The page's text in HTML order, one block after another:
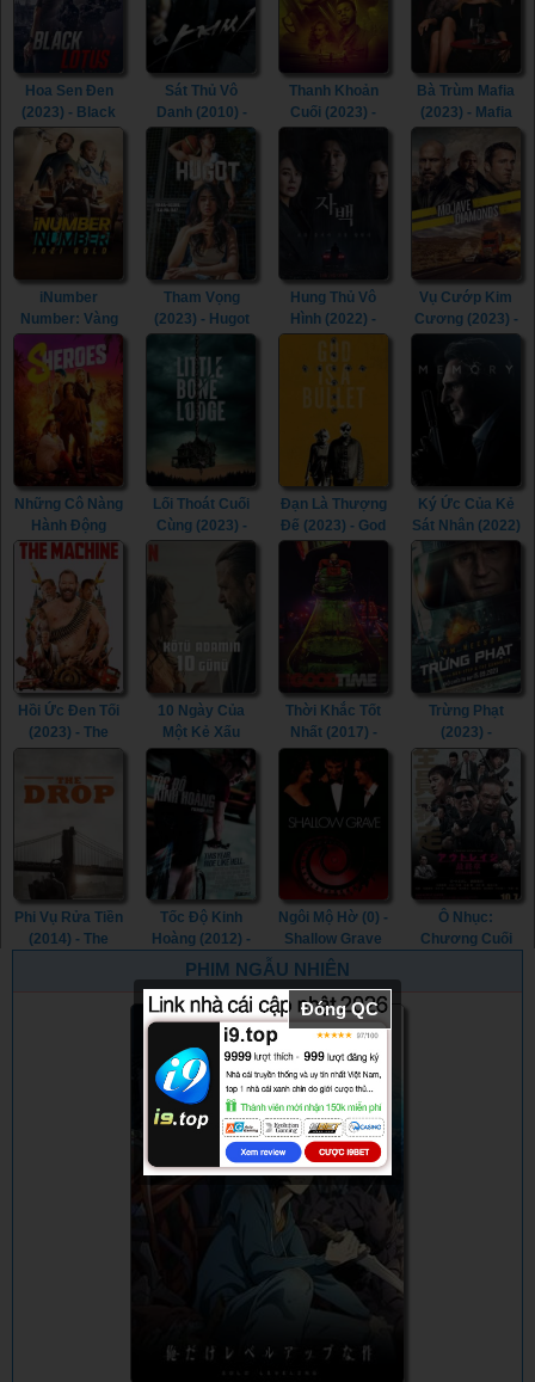
Hoa Sen Đen
(2023) - Black
Lotus (2023)
Sát Thủ Vô
Danh (2010) -
The Man from
Nowhere (2010)
Thanh Khoản
Cuối (2023) -
(2023)
Bà Trùm Mafia
(2023) - Mafia
iNumber
Number: Vàng
Johannesburg
(2023) -
iNumber
Number: Jozi
Gold (2023)
Tham Vọng
(2023) - Hugot
Hung Thủ Vô
Hình (2022) -
Confession
(2022)
Vụ Cướp Kim
Cương (2023) -
Mojave
Diamonds
(2023)
Những Cô Nàng
Hành Động
(2023) -
Sheroes (2023)
Lối Thoát Cuối
Cùng (2023) -
Little Bone
Đạn Là Thượng
Đế (2023) - God
Is a Bullet
(2023)
Ký Ức Của Kẻ
Sát Nhân (2022)
- Memory (2022)
Hồi Ức Đen Tối
(2023) - The
10 Ngày Của
Một Kẻ Xấu
(2023) - 10 Days
of a Bad Man
(2023)
Thời Khắc Tốt
Nhất (2017) -
(2017)
Trừng Phạt
(2023) -
Retribution
(2023)
Phi Vụ Rửa Tiền
(2014) - The
Tốc Độ Kinh
Hoàng (2012) -
Premium Rush
(2012)
Ngôi Mộ Hờ (0) -
Shallow Grave
(0)
Ô Nhục:
Chương Cuối
PHIM NGẪU NHIÊN
Đóng QC